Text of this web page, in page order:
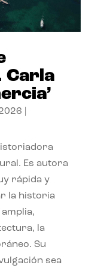
Carla
Es autora
rápida y
la historia
la
Su
sea